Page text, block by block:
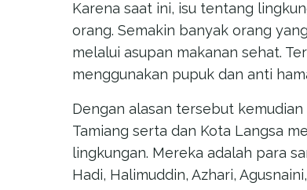
Karena saat ini, isu tentang
orang. Semakin banyak orang
melalui asupan makanan sehat.
menggunakan pupuk dan anti
Dengan alasan tersebut
Tamiang serta dan Kota Langsa
lingkungan. Mereka adalah para
Hadi, Halimuddin, Azhari,